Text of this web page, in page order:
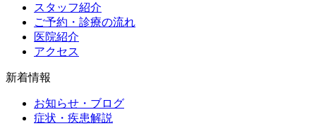
スタッフ紹介
ご予約・診療の流れ
医院紹介
アクセス
新着情報
お知らせ・ブログ
症状・疾患解説